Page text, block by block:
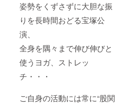
姿勢をくずさずに大胆な振
りを長時間おどる宝塚公
演、
全身を隅々まで伸び伸びと
使うヨガ、ストレッ
チ・・・
ご自身の活動には常に“股関